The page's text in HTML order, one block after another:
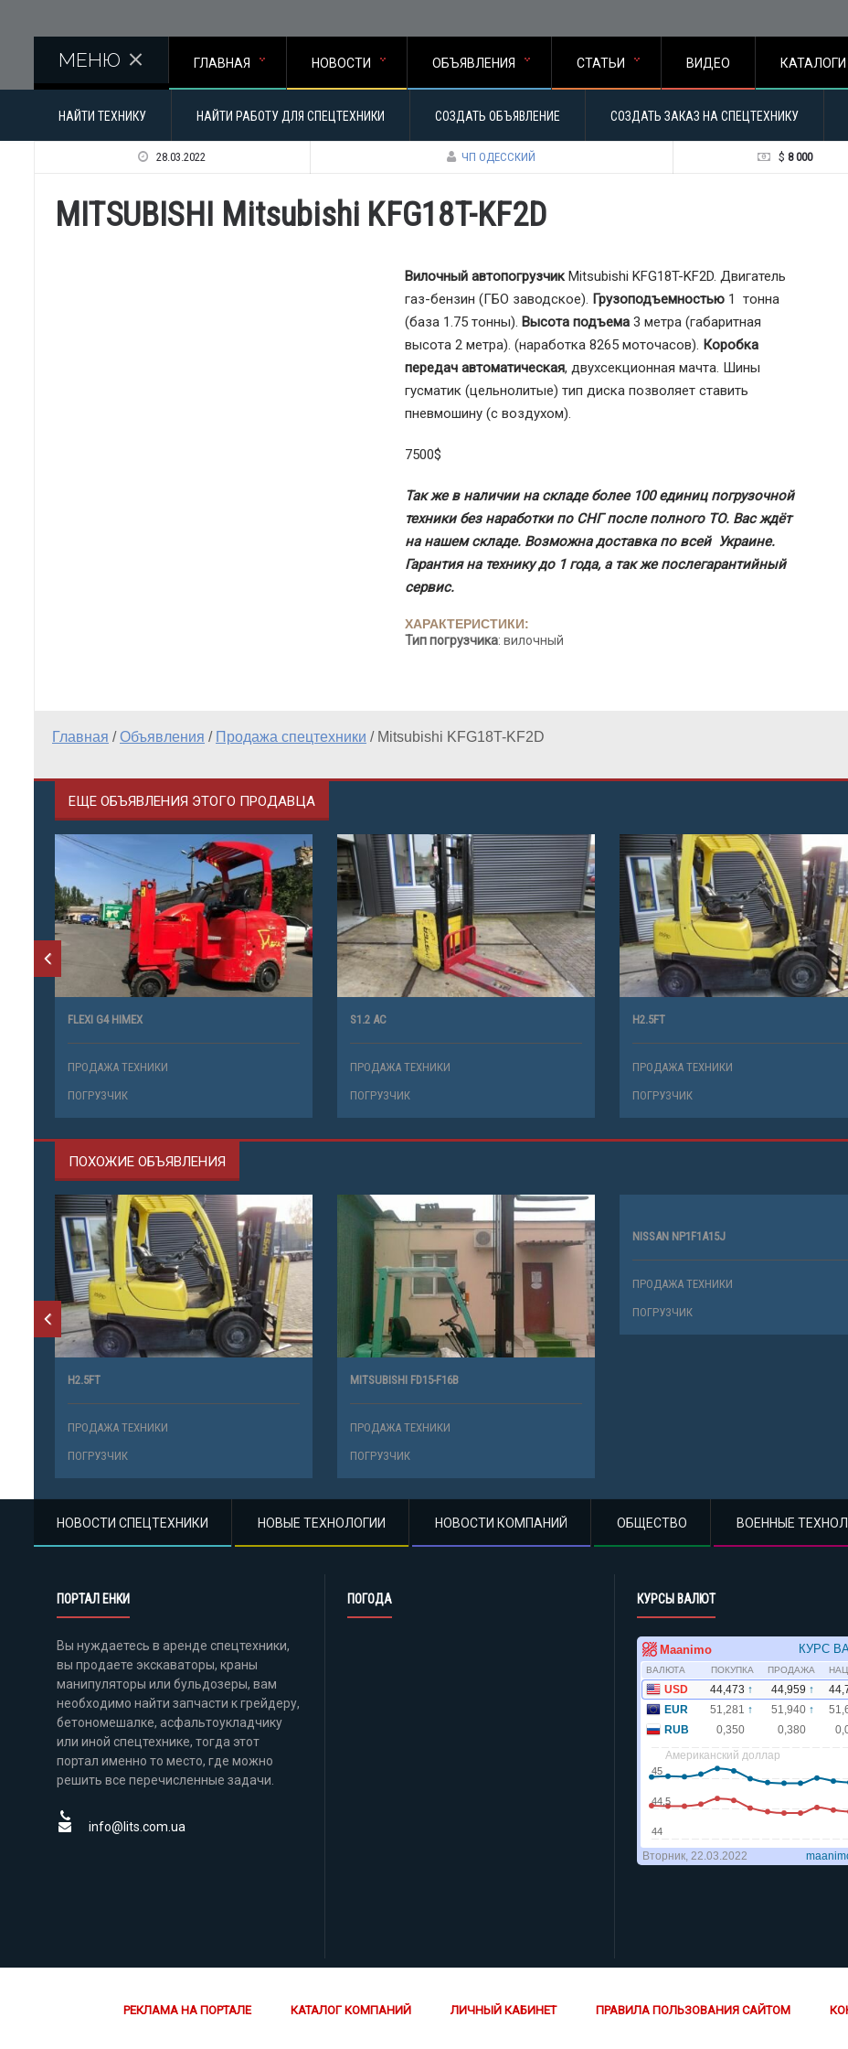
МЕНЮ ГЛАВНАЯ НОВОСТИ ОБЪЯВЛЕНИЯ СТАТЬИ ВИДЕО КАТАЛОГИ
НАЙТИ ТЕХНИКУ НАЙТИ РАБОТУ ДЛЯ СПЕЦТЕХНИКИ СОЗДАТЬ ОБЪЯВЛЕНИЕ СОЗДАТЬ ЗАКАЗ НА СПЕЦТЕХНИКУ
28.03.2022 ЧП ОДЕССКИЙ $ 8 000
MITSUBISHI Mitsubishi KFG18T-KF2D
Вилочный автопогрузчикMitsubishi KFG18T-KF2D. Двигатель
газ-бензин (ГБО заводское). Грузоподъемностью1 тонна
(база 1.75 тонны). Высота подъема3 метра (габаритная
высота 2 метра). (наработка 8265 моточасов). Коробка
передач автоматическая, двухсекционная мачта. Шины
гусматик (цельнолитые) тип диска позволяет ставить
пневмошину (с воздухом).
7500$
Так же в наличии на складе более 100 единиц погрузочной
техники без наработки по СНГ после полного ТО. Вас ждёт
на нашем складе. Возможна доставка по всей Украине.
Гарантия на технику до 1 года, а так же послегарантийный
сервис.
ХАРАКТЕРИСТИКИ:
Тип погрузчика: вилочный
Главная / Объявления / Продажа спецтехники / Mitsubishi KFG18T-KF2D
ЕЩЕ ОБЪЯВЛЕНИЯ ЭТОГО ПРОДАВЦА
FLEXI G4 HIMEX
ПРОДАЖА ТЕХНИКИ
ПОГРУЗЧИК
S1.2 AC
ПРОДАЖА ТЕХНИКИ
ПОГРУЗЧИК
H2.5FT
ПРОДАЖА ТЕХНИКИ
ПОГРУЗЧИК
ПОХОЖИЕ ОБЪЯВЛЕНИЯ
H2.5FT
ПРОДАЖА ТЕХНИКИ
ПОГРУЗЧИК
MITSUBISHI FD15-F16B
ПРОДАЖА ТЕХНИКИ
ПОГРУЗЧИК
NISSAN NP1F1A15J
ПРОДАЖА ТЕХНИКИ
ПОГРУЗЧИК
НОВОСТИ СПЕЦТЕХНИКИ НОВЫЕ ТЕХНОЛОГИИ НОВОСТИ КОМПАНИЙ ОБЩЕСТВО ВОЕННЫЕ
ПОРТАЛ ЕНКИ
Вы нуждаетесь в аренде спецтехники,
вы продаете экскаваторы, краны
манипуляторы или бульдозеры, вам
необходимо найти запчасти к грейдеру,
бетономешалке, асфальтоукладчику
или иной спецтехнике, тогда этот
портал именно то место, где можно
решить все перечисленные задачи.
info@lits.com.ua
ПОГОДА КУРСЫ ВАЛЮТ
РЕКЛАМА НА ПОРТАЛЕ КАТАЛОГ КОМПАНИЙ ЛИЧНЫЙ КАБИНЕТ ПРАВИЛА ПОЛЬЗОВАНИЯ САЙТОМ